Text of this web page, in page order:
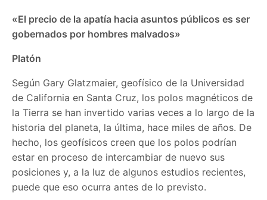
«El precio de la apatía hacia asuntos públicos es ser
gobernados por hombres malvados»
Platón
Según Gary Glatzmaier, geofísico de la Universidad
de California en Santa Cruz, los polos magnéticos de
la Tierra se han invertido varias veces a lo largo de la
historia del planeta, la última, hace miles de años. De
hecho, los geofísicos creen que los polos podrían
estar en proceso de intercambiar de nuevo sus
posiciones y, a la luz de algunos estudios recientes,
puede que eso ocurra antes de lo previsto.